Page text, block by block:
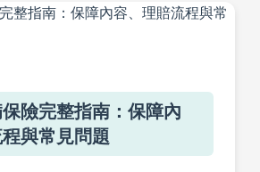
險完整指南：保障內
與常見問題